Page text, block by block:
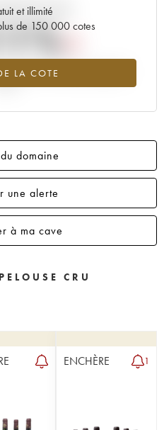
et illimité
de 150 000 cotes
LA COTE
de la cote
1980 en 2026 par rapport à
du domaine
une alerte
à ma cave
CRU
ENCHÈRE 1